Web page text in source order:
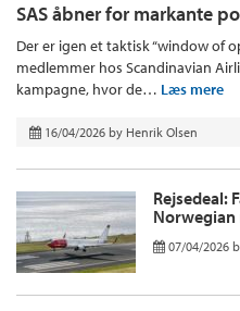
SAS åbner for markante
Der er igen et taktisk “window of
medlemmer hos Scandinavian
kampagne, hvor de… Læs mere
16/04/2026 by Henrik Olsen
Rejsedeal:
Norwegian
07/04/2026